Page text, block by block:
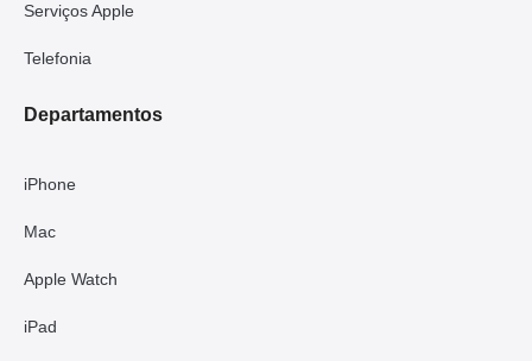
Serviços Apple
Telefonia
Departamentos
iPhone
Mac
Apple Watch
iPad